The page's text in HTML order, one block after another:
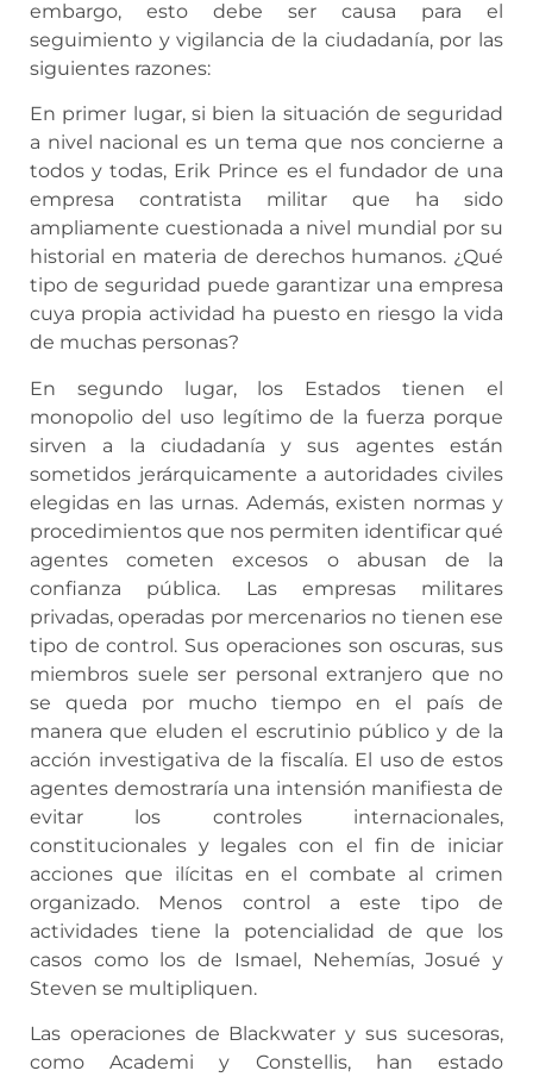
embargo, esto debe ser causa para el
seguimiento y vigilancia de la ciudadanía, por las
siguientes razones:
En primer lugar, si bien la situación de seguridad
a nivel nacional es un tema que nos concierne a
todos y todas, Erik Prince es el fundador de una
empresa contratista militar que ha sido
ampliamente cuestionada a nivel mundial por su
historial en materia de derechos humanos. ¿Qué
tipo de seguridad puede garantizar una empresa
cuya propia actividad ha puesto en riesgo la vida
de muchas personas?
En segundo lugar, los Estados tienen el
monopolio del uso legítimo de la fuerza porque
sirven a la ciudadanía y sus agentes están
sometidos jerárquicamente a autoridades civiles
elegidas en las urnas. Además, existen normas y
procedimientos que nos permiten identificar qué
agentes cometen excesos o abusan de la
confianza pública. Las empresas militares
privadas, operadas por mercenarios no tienen ese
tipo de control. Sus operaciones son oscuras, sus
miembros suele ser personal extranjero que no
se queda por mucho tiempo en el país de
manera que eluden el escrutinio público y de la
acción investigativa de la fiscalía. El uso de estos
agentes demostraría una intensión manifiesta de
evitar los controles internacionales,
constitucionales y legales con el fin de iniciar
acciones que ilícitas en el combate al crimen
organizado. Menos control a este tipo de
actividades tiene la potencialidad de que los
casos como los de Ismael, Nehemías, Josué y
Steven se multipliquen.
Las operaciones de Blackwater y sus sucesoras,
como Academi y Constellis, han estado